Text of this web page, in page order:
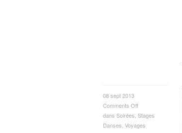
08 sept 2013
Comments Off
dans Soirées Stages
Danses Voyages